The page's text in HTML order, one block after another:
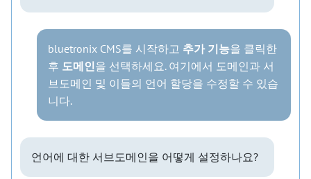
bluetronix CMS를 시작하고 추가 기능을 클릭한
후 도메인을 선택하세요. 여기에서 도메인과 서
브도메인 및 이들의 언어 할당을 수정할 수 있습
니다.
언어에 대한 서브도메인을 어떻게 설정하나요?